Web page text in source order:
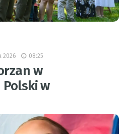
2026 08:25
w
w